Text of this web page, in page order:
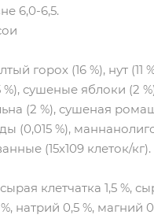
6,0-6,5.
горох (16 %), нут (11
сушеные яблоки (2
(2 %), сушеная
(0,015 %),
(15х109 клеток/кг).
клетчатка 1,5 %,
натрий 0,5 %, магний